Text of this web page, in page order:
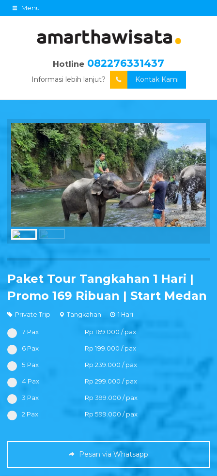
Menu
Hotline 082276331437
Informasi lebih lanjut? Kontak Kami
Paket Tour Tangkahan 1 Hari |
Promo 169 Ribuan | Start Medan
Private Trip Tangkahan 1 Hari
7 Pax Rp 169.000 / pax
6 Pax Rp 199.000 / pax
5 Pax Rp 239.000 / pax
4 Pax Rp 299.000 / pax
3 Pax Rp 399.000 / pax
2 Pax Rp 599.000 / pax
Pesan via Whatsapp